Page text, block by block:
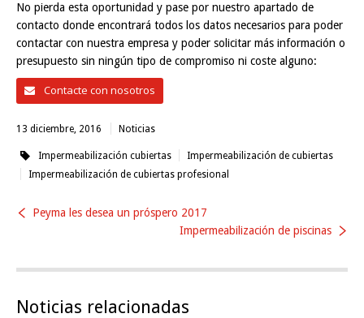
No pierda esta oportunidad y pase por nuestro apartado de
contacto donde encontrará todos los datos necesarios para poder
contactar con nuestra empresa y poder solicitar más información o
presupuesto sin ningún tipo de compromiso ni coste alguno:
Contacte con nosotros
13 diciembre, 2016 Noticias
Impermeabilización cubiertas
Impermeabilización de cubiertas
Impermeabilización de cubiertas profesional
Peyma les desea un próspero 2017
Impermeabilización de piscinas
Noticias relacionadas